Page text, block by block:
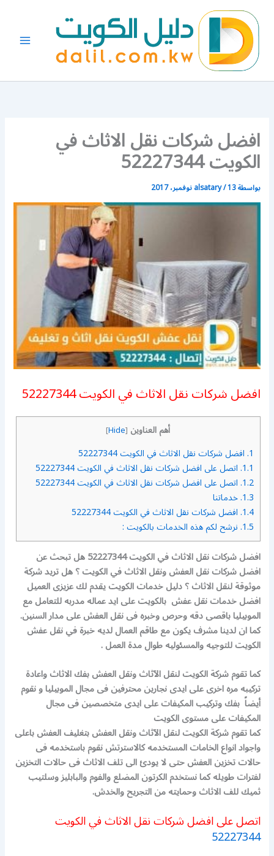
المحتوى
افضل شركات نقل الاثاث في
الكويت 52227344
بواسطة alsatary/13 نوفمبر، 2017
افضل شركات نقل الاثاث في الكويت 52227344
أهم العناوين [
Hide
]
1. افضل شركات نقل الاثاث في الكويت 52227344
1.1. اتصل على افضل شركات نقل الاثاث في الكويت 52227344
1.2. اتصل على افضل شركات نقل الاثاث في الكويت 52227344
1.3. خدماتنا
1.4. افضل شركات نقل الاثاث في الكويت 52227344
1.5. نرشح لكم هذه الخدمات بالكويت :
افضل شركات نقل الاثاث في الكويت 52227344 هل تبحث عن
افضل شركات نقل العفش ونقل الاثاث في الكويت ؟ هل تريد شركة
موثوقة لنقل الاثاث ؟ دليل خدمات الكويت يقدم لك عزيزى العميل
افضل خدمات نقل عفش بالكويت على ايد عماله مدربه للتعامل مع
الموبيليا باقصى دقه وحرص وخبره فى نقل العفش على مدار السنين.
كما ان لدينا مشرف يكون مع طاقم العمال لديه خبرة في نقل عفش
الكويت للتوجيه والمسئوليه طوال مدة العمل .
كما تقوم شركة الكويت لنقل الآثاث ونقل العفش بفك الاثاث واعادة
تركيبه مره اخرى على ايدى نجارين محترفين فى مجال الموبيليا و نقوم
أيضاً بفك وتركيب المكيفات على ايدى متخصصين فى مجال
المكيفات على مستوى الكويت
كما تقوم شركة الكويت لنقل الآثاث ونقل العفش بتغليف العفش باعلى
واجواد انواع الخامات المستخدمه كالاسترتش نقوم باستخدمه فى
حالات تخزين العفش حتى لا يودئ الى تلف الاثاث فى حالات التخزين
لفترات طويله كما نستخدم الكرتون المضلع والفوم والبابليز وسلتيب
ثميك للف الاثاث وحمايته من التجريح والخدش.
اتصل على افضل شركات نقل الاثاث في الكويت
52227344